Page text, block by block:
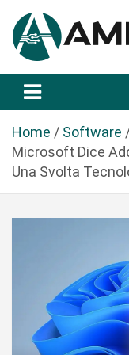
a
Home
Software
Microsoft Dice
Una Svolta